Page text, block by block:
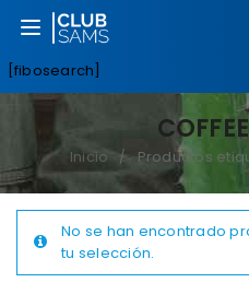
Abrir menú
[fibosearch]
Inicio / Productos
No se han encontrado
tu selección.